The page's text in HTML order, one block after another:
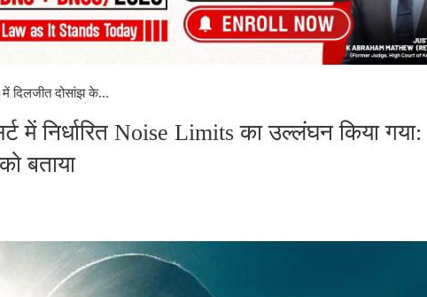
दिलजीत दोसांझ के...
में निर्धारित Noise Limits का उल्लंघन किया गया:
बताया